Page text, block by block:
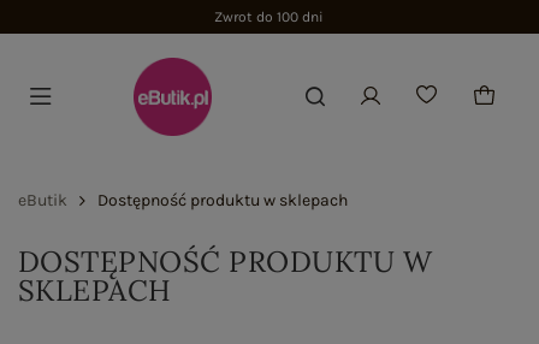
Zwrot do 100 dni
eButik Dostępność produktu w sklepach
DOSTĘPNOŚĆ PRODUKTU W
SKLEPACH